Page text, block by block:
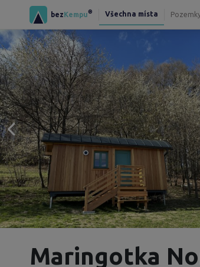
bezKempu® Všechna místa
Maringotka